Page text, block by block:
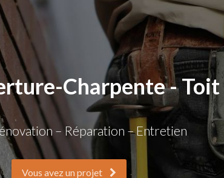
Charpente -
– Réparation – Entretien
Vous avez un projet